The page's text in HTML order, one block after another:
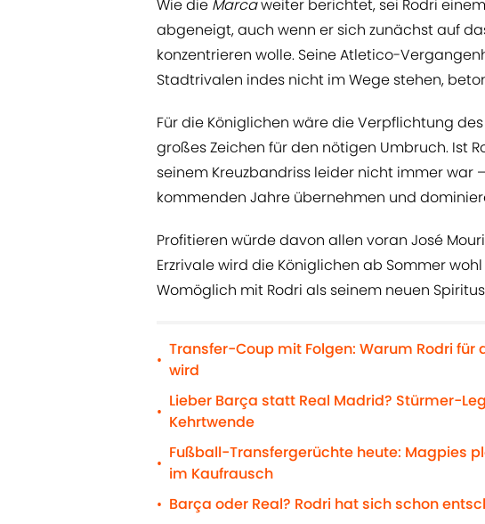
Wie die Marcaweiter berichtet, sei Rodri
abgeneigt, auch wenn er sich zunächst auf
konzentrieren wolle. Seine Atletico-
Stadtrivalen indes nicht im Wege stehen,
Für die Königlichen wäre die Verpflichtung
großes Zeichen für den nötigen Umbruch. Ist
seinem Kreuzbandriss leider nicht immer war
kommenden Jahre übernehmen und
Profitieren würde davon allen voran José
Erzrivale wird die Königlichen ab Sommer
Womöglich mit Rodri als seinem neuen
•
Transfer-Coup mit Folgen: Warum Rodri
wird
•
Lieber Barça statt Real Madrid? Stürmer-
Kehrtwende
•
Fußball-Transfergerüchte heute: Magpies
im Kaufrausch
• Barça oder Real? Rodri hat sich schon